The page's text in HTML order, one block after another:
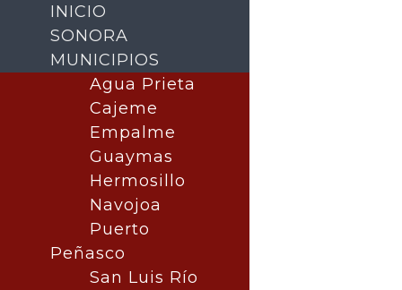
INICIO
SONORA
MUNICIPIOS
Agua Prieta
Cajeme
Empalme
Guaymas
Hermosillo
Navojoa
Puerto
Peñasco
San Luis Río